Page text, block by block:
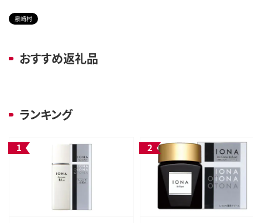
泉崎村
おすすめ返礼品
ランキング